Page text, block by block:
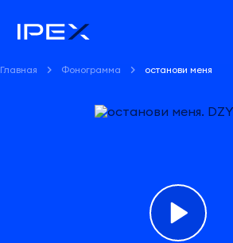
Главная Фонограмма останови меня